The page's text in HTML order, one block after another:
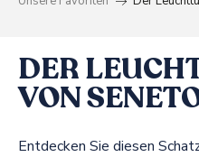
DER
VON
Entdecken Sie diesen